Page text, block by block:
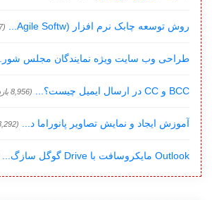
روش توسعه چابک نرم افزار (Agile Softw... (9,567 بازدید)
طراحی وب سایت ویژه نمایندگان مجلس شور...
BCC و CC در ارسال ایمیل چیست؟... (8,956 بازدید)
آموزش ایجاد و نمایش تصاویر پانوراما د... (8,292 بازدید)
Outlook مایکروسافت با Drive گوگل سازگ...